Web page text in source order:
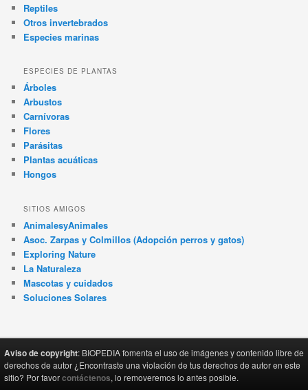
Reptiles
Otros invertebrados
Especies marinas
ESPECIES DE PLANTAS
Árboles
Arbustos
Carnívoras
Flores
Parásitas
Plantas acuáticas
Hongos
SITIOS AMIGOS
AnimalesyAnimales
Asoc. Zarpas y Colmillos (Adopción perros y gatos)
Exploring Nature
La Naturaleza
Mascotas y cuidados
Soluciones Solares
Aviso de copyright: BIOPEDIA fomenta el uso de imágenes y contenido libre de
derechos de autor ¿Encontraste una violación de tus derechos de autor en este
sitio? Por favorcontáctenos, lo removeremos lo antes posible.